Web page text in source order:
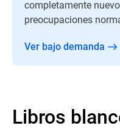
completamente
preocupaciones
Ver bajo demanda
Libros